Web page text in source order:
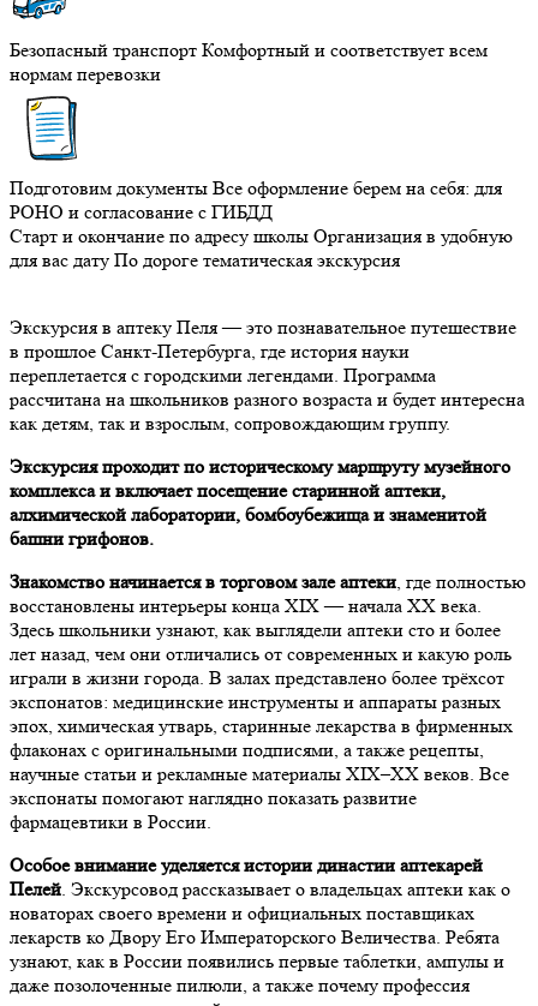
Безопасный транспорт Комфортный и соответствует всем
нормам перевозки
Подготовим документы Все оформление берем на себя: для
РОНО и согласование с ГИБДД
Старт и окончание по адресу школы Организация в удобную
для вас дату По дороге тематическая экскурсия
Экскурсия в аптеку Пеля — это познавательное путешествие
в прошлое Санкт-Петербурга, где история науки
переплетается с городскими легендами. Программа
рассчитана на школьников разного возраста и будет интересна
как детям, так и взрослым, сопровождающим группу.
Экскурсия проходит по историческому маршруту музейного
комплекса и включает посещение старинной аптеки,
алхимической лаборатории, бомбоубежища и знаменитой
башни грифонов.
Знакомство начинается в торговом зале аптеки, где полностью
восстановлены интерьеры конца XIX — начала XX века.
Здесь школьники узнают, как выглядели аптеки сто и более
лет назад, чем они отличались от современных и какую роль
играли в жизни города. В залах представлено более трёхсот
экспонатов: медицинские инструменты и аппараты разных
эпох, химическая утварь, старинные лекарства в фирменных
флаконах с оригинальными подписями, а также рецепты,
научные статьи и рекламные материалы XIX–XX веков. Все
экспонаты помогают наглядно показать развитие
фармацевтики в России.
Особое внимание уделяется истории династии аптекарей
Пелей. Экскурсовод рассказывает о владельцах аптеки как о
новаторах своего времени и официальных поставщиках
лекарств ко Двору Его Императорского Величества. Ребята
узнают, как в России появились первые таблетки, ампулы и
даже позолоченные пилюли, а также почему профессия